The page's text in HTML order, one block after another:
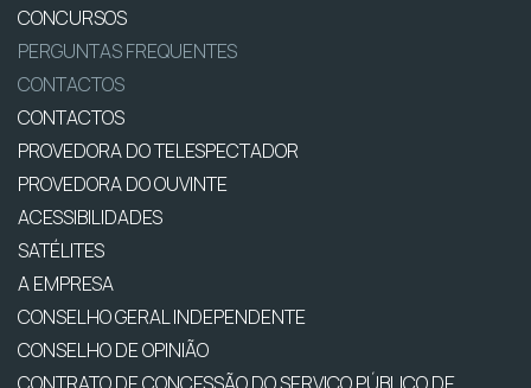
CONCURSOS
PERGUNTAS FREQUENTES
CONTACTOS
CONTACTOS
PROVEDORA DO TELESPECTADOR
PROVEDORA DO OUVINTE
ACESSIBILIDADES
SATÉLITES
A EMPRESA
CONSELHO GERAL INDEPENDENTE
CONSELHO DE OPINIÃO